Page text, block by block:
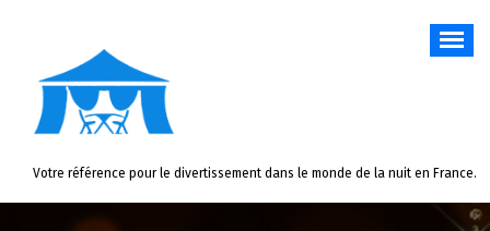
Votre référence pour le divertissement dans le monde de la nuit en France.